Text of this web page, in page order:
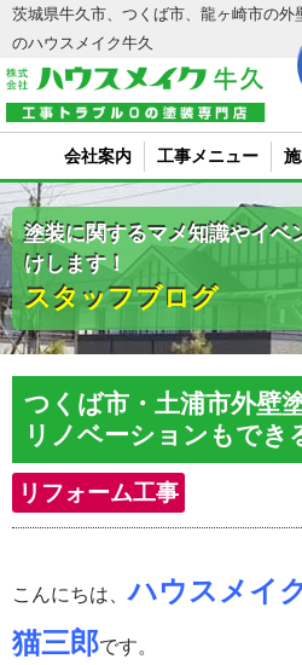
茨城県牛久市、つくば市、龍ヶ崎市の
のハウスメイク牛久
会社案内 工事メニュー
塗装に関するマメ知識やイベ
けします！
スタッフブログ
つくば市・土浦市外壁
リノベーションもでき
リフォーム工事
こんにちは、ハウスメイ
猫三郎です。